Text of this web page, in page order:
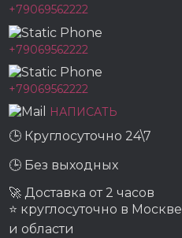
+79069562222
+79069562222
+79069562222
НАПИСАТЬ
🕒 Круглосуточно 24\7
🕒 Без выходных
🚀 Доставка от 2 часов
⭐ круглосуточно в Москве
и области